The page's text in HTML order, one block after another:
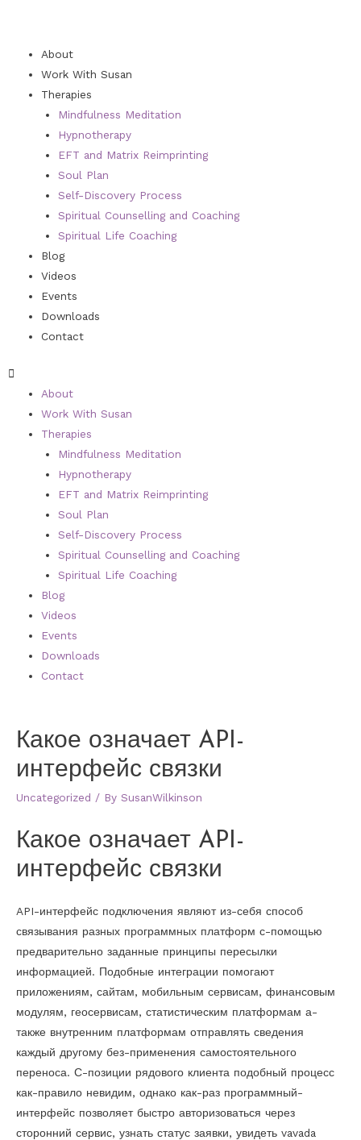
About
Work With Susan
Therapies
Mindfulness Meditation
Hypnotherapy
EFT and Matrix Reimprinting
Soul Plan
Self-Discovery Process
Spiritual Counselling and Coaching
Spiritual Life Coaching
Blog
Videos
Events
Downloads
Contact
About
Work With Susan
Therapies
Mindfulness Meditation
Hypnotherapy
EFT and Matrix Reimprinting
Soul Plan
Self-Discovery Process
Spiritual Counselling and Coaching
Spiritual Life Coaching
Blog
Videos
Events
Downloads
Contact
Какое означает API-
интерфейс связки
Uncategorized / By SusanWilkinson
Какое означает API-
интерфейс связки
API-интерфейс подключения являют из-себя способ
связывания разных программных платформ с-помощью
предварительно заданные принципы пересылки
информацией. Подобные интеграции помогают
приложениям, сайтам, мобильным сервисам, финансовым
модулям, геосервисам, статистическим платформам а-
также внутренним платформам отправлять сведения
каждый другому без-применения самостоятельного
переноса. С-позиции рядового клиента подобный процесс
как-правило невидим, однако как-раз программный-
интерфейс позволяет быстро авторизоваться через
сторонний сервис, узнать статус заявки, увидеть vavada